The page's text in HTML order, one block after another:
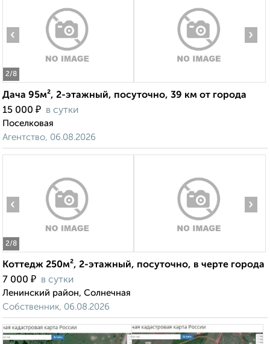
2/8
‹ ›
Дача 95м², 2-этажный, посуточно, 39 км от города
15 000 ₽ в сутки
Поселковая
Агентство, 06.08.2026
2/8
‹ ›
Коттедж 250м², 2-этажный, посуточно, в черте города
7 000 ₽ в сутки
Ленинский район, Солнечная
Собственник, 06.08.2026